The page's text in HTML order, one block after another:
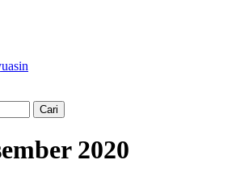
2020